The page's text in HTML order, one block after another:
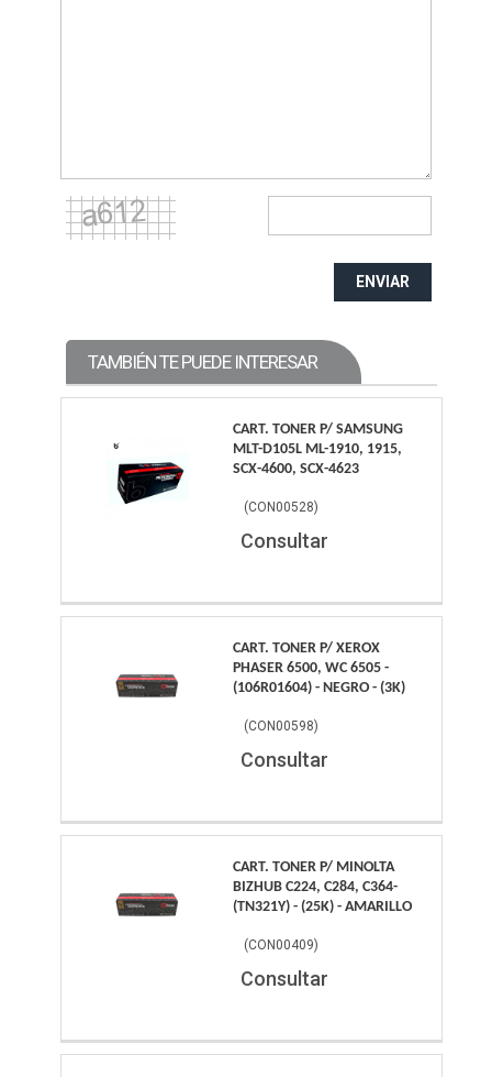
ENVIAR
TAMBIÉN TE PUEDE INTERESAR
CART. TONER P/ SAMSUNG
MLT-D105L ML-1910, 1915,
SCX-4600, SCX-4623
(CON00528)
Consultar
CART. TONER P/ XEROX
PHASER 6500, WC 6505 -
(106R01604) - NEGRO - (3K)
(CON00598)
Consultar
CART. TONER P/ MINOLTA
BIZHUB C224, C284, C364-
(TN321Y) - (25K) - AMARILLO
(CON00409)
Consultar